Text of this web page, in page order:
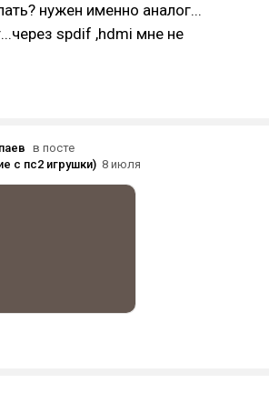
нужен именно аналог...
spdif ,hdmi мне не
в посте
с пс2 игрушки) 8 июля